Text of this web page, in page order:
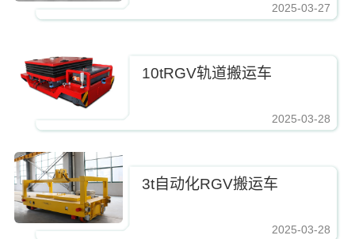
2025-03-27
10tRGV轨道搬运车
2025-03-28
3t自动化RGV搬运车
2025-03-28